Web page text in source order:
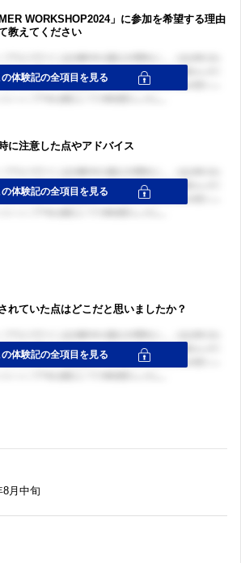
WORKSHOP2024」に参加を希望する理由
教えてください
に注意した点やアドバイス
れていた点はどこだと思いましたか？
8月中旬